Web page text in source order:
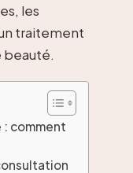
les
traitement
beauté.
: comment